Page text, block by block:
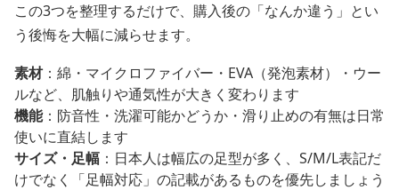
この3つを整理するだけで、購入後の「なんか違う」とい
う後悔を大幅に減らせます。
素材：綿・マイクロファイバー・EVA（発泡素材）・ウー
ルなど、肌触りや通気性が大きく変わります
機能：防音性・洗濯可能かどうか・滑り止めの有無は日常
使いに直結します
サイズ・足幅 ：日本人は幅広の足型が多く、S/M/L表記だ
けでなく「足幅対応」の記載があるものを優先しましょう